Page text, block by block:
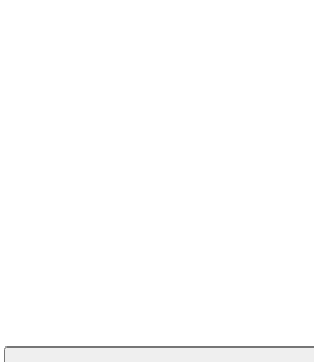
者其他任何需求及疑问，请来电
设备（现代化水处理的利器）
嘴的对比：特点与优势分析
：选择合适喷嘴的4个小技巧）
择方法（超详细喷嘴选型方法）